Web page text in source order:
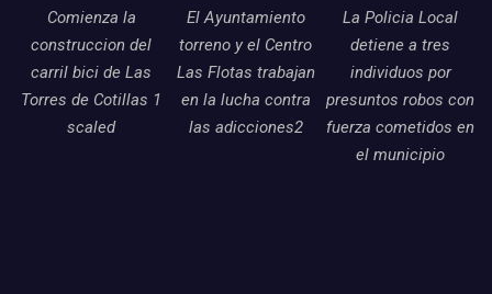
Comienza la
construccion del
carril bici de Las
Torres de Cotillas 1
scaled
El Ayuntamiento
torreno y el Centro
Las Flotas trabajan
en la lucha contra
las adicciones2
La Policia Local
detiene a tres
individuos por
presuntos robos con
fuerza cometidos en
el municipio